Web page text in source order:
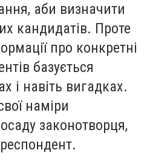
аби визначити
кандидатів. Проте
про конкретні
базується
і навіть вигадках.
наміри
законотворця,